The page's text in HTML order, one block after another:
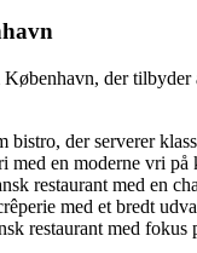
der
bistro, der serverer
med en moderne vri på
restaurant med en
med et bredt
restaurant med